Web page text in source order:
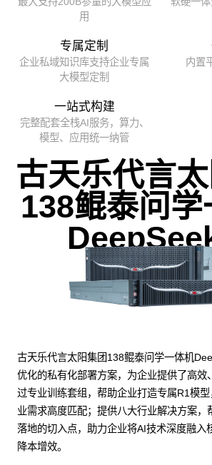
用
专属定制
企业私域知识库支持企业专属
大模型定制
内置
一站式构建
完整配套全栈AI服务，算力、
模型、应用统一纳管
古天乐代言
138鲲泰问
古天乐代言太阳集团138鲲泰问学一体机
优化的私有化部署方案，为企业提供了高效
过专业训练套组，帮助企业打造专属R1模
业需求高度匹配；提供八大行业解决方案，
落地的切入点，助力企业将AI技术深度融入
降本增效。